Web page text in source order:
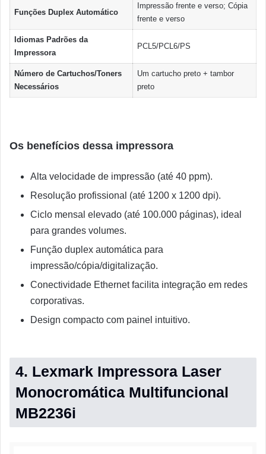
Funções Duplex Automático
Impressão frente e verso; Cópia
frente e verso
Idiomas Padrões da
Impressora
PCL5/PCL6/PS
Número de Cartuchos/Toners
Necessários
Um cartucho preto + tambor
preto
Os benefícios dessa impressora
Alta velocidade de impressão (até 40 ppm).
Resolução profissional (até 1200 x 1200 dpi).
Ciclo mensal elevado (até 100.000 páginas), ideal
para grandes volumes.
Função duplex automática para
impressão/cópia/digitalização.
Conectividade Ethernet facilita integração em redes
corporativas.
Design compacto com painel intuitivo.
4. Lexmark Impressora Laser
Monocromática Multifuncional
MB2236i